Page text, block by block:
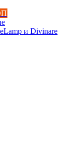
и Divinare